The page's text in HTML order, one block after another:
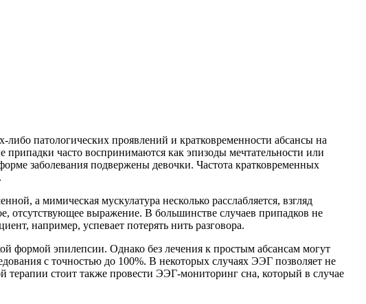
либо патологических проявлений и кратковременности абсансы на
часто воспринимаются как эпизоды мечтательности или
заболевания подвержены девочки. Частота кратковременных
а мимическая мускулатура несколько расслабляется, взгляд
отсутствующее выражение. В большинстве случаев припадков не
например, успевает потерять нить разговора.
формой эпилепсии. Однако без лечения к простым абсансам могут
с точностью до 100%. В некоторых случаях ЭЭГ позволяет не
терапии стоит также провести ЭЭГ-мониторинг сна, который в случае